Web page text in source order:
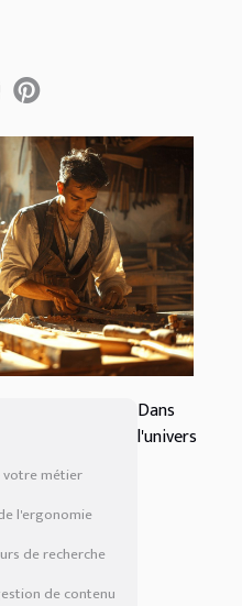
votre métier
l'ergonomie
de recherche
de contenu
Dans
l'univers